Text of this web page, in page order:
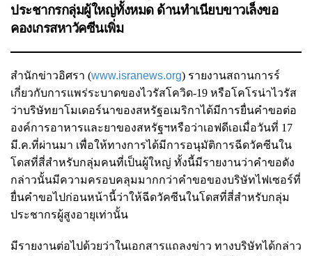
ประชากรกลุ่มผู้ใหญ่ทั้งหมด ด้านทำเนียบขาวเล็งขอ
คองเกรสหาวัคซีนเพิ่ม
สำนักข่าวอิศรา (www.isranews.org) รายงานสถานการร์
เกี่ยวกับการแพร่ระบาดของไวรัสโควิด-19 หรือโคโรน่าไวรัส
ว่าบริษัทยาโมเดอร์นาของสหรัฐอเมริกาได้มีการยื่นคำขอต่อ
องค์การอาหารและยาของสหรัฐฯหรือว่าเอฟดีเอเมื่อวันที่ 17
มี.ค.ที่ผ่านมา เพื่อให้ทางการได้มีการอนุมัติการฉีดวัคซีนใน
โดสที่สี่สำหรับกลุ่มคนที่เป็นผู้ใหญ่ ทั้งนี้มีรายงานว่าคำขอดัง
กล่าวนั้นมีความครอบคลุมมากกว่าคำขอของบริษัทไฟเซอร์ที่
ยื่นคำขอไปก่อนหน้านี้ว่าให้ฉีดวัคซีนในโดสที่สี่สำหรับกลุ่ม
ประชากรผู้สูงอายุเท่านั้น
มีรายงานต่อไปด้วยว่าในเอกสารแถลงข่าว ทางบริษัทได้กล่าว